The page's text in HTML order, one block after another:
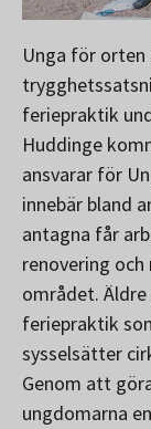
Unga för
feriepraktik
Huddinge
ansvarar för
innebär bland
antagna får
renovering
området.
feriepraktik
sysselsätter
Genom att
ungdomarna